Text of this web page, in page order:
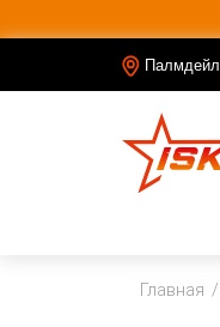
Палмдейл
Главная